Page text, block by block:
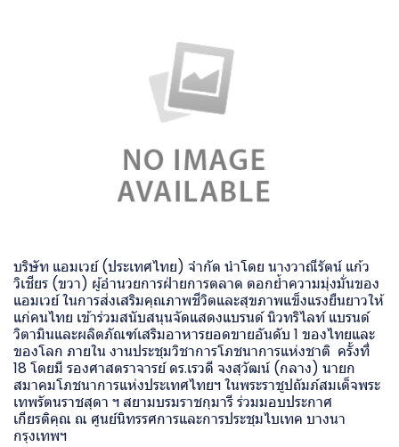
บริษัท แอมเวย์ (ประเทศไทย) จำกัด นำโดย นางวาณีรัตน์ แก้ว
วิเชียร (ขวา) ผู้อำนวยการฝ่ายการตลาด ตอกย้ำความมุ่งมั่นของ
แอมเวย์ ในการส่งเสริมคุณภาพชีวิตและสุขภาพแข็งแรงยืนยาวให้
แก่คนไทย เข้าร่วมสนับสนุนจัดแสดงแบรนด์ นิวทริไลท์ แบรนด์
วิตามินและผลิตภัณฑ์เสริมอาหารยอดขายอันดับ 1 ของไทยและ
ของโลก ภายใน งานประชุมวิชาการโภชนาการแห่งชาติ ครั้งที่
18 โดยมี รองศาสตราจารย์ ดร.เรวดี จงสุวัฒน์ (กลาง) นายก
สมาคมโภชนาการแห่งประเทศไทยฯ ในพระราชูปถัมภ์สมเด็จพระ
เทพรัตนราชสุดา ฯ สยามบรมราชกุมารี ร่วมมอบประกาศ
เกียรติคุณ ณ ศูนย์นิทรรศการและการประชุมไบเทค บางนา
กรุงเทพฯ